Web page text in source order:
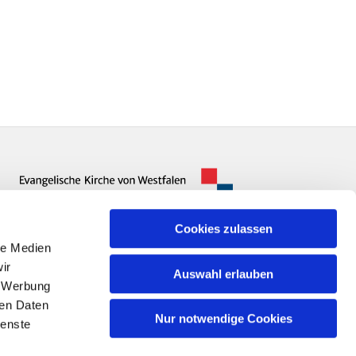
Medien
Daten
Cookies zulassen
Auswahl erlauben
Nur notwendige Cookies